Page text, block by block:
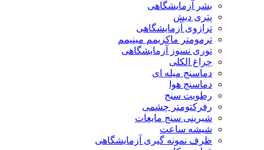
بشر آزمایشگاهی
پتری دیش
ترازوی آزمایشگاهی
ترمومتر ماکزیمم مینیمم
توری نسوز آزمایشگاهی
چراغ الکلی
دماسنج میله ای
دماسنج هوا
رطوبت سنج
رفرکتومتر چشمی
شیرینی سنج مایعات
شیشه ساعت
ظرف نمونه گیری آزمایشگاهی